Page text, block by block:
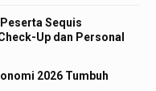
Sequis
Up dan Personal
2026 Tumbuh